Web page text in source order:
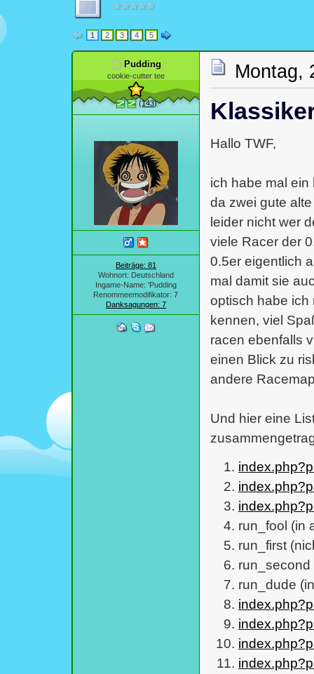
1 2 3 4 5
Pudding
cookie-cutter tee
(143)
Beiträge: 81
Wohnort: Deutschland
Ingame-Name: 'Pudding
Renommeemodifikator: 7
Danksagungen: 7
Montag,
Hallo TWF,
ich habe mal
da zwei gute
leider nicht wer
viele Racer der
0.5er eigentlich
mal damit sie
optisch habe ich
kennen, viel
racen ebenfalls
einen Blick zu
andere
Und hier eine
run_fool (in
run_first
run_dude